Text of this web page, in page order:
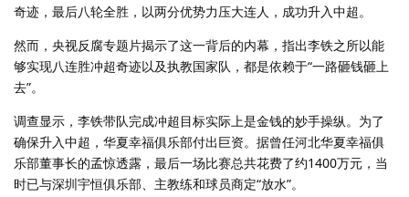
奇迹，最后八轮全胜，以两分优势力压大连人，成功升入中超。
然而，央视反腐专题片揭示了这一背后的内幕，指出李铁之所以能
够实现八连胜冲超奇迹以及执教国家队，都是依赖于“一路砸钱砸上
去”。
调查显示，李铁带队完成冲超目标实际上是金钱的妙手操纵。为了
确保升入中超，华夏幸福俱乐部付出巨资。据曾任河北华夏幸福俱
乐部董事长的孟惊透露，最后一场比赛总共花费了约1400万元，当
时已与深圳宇恒俱乐部、主教练和球员商定“放水”。